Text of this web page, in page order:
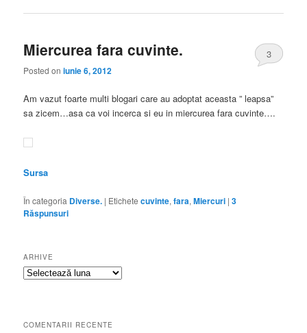
Miercurea fara cuvinte.
Posted oniunie 6, 2012
3
Am vazut foarte multi blogari care au adoptat aceasta ” leapsa”
sa zicem…asa ca voi incerca si eu in miercurea fara cuvinte….
Sursa
În categoria Diverse. | Etichete cuvinte,fara,Miercuri |3
Răspunsuri
ARHIVE
Arhive
COMENTARII RECENTE